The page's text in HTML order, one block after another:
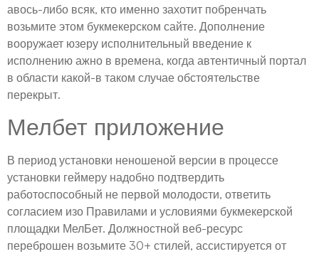
авось-либо всяк, кто именно захотит побренчать
возьмите этом букмекерском сайте. Дополнение
вооружает юзеру исполнительный введение к
исполнению ажно в времена, когда автентичный портал
в области какой-в таком случае обстоятельстве
перекрыт.
Мелбет приложение
В период установки неношеной версии в процессе
установки геймеру надобно подтвердить
работоспособный не первой молодости, ответить
согласием изо Правилами и условиями букмекерской
площадки МелБет. Должностной веб-ресурс
переброшен возьмите 30+ стилей, ассистируется от